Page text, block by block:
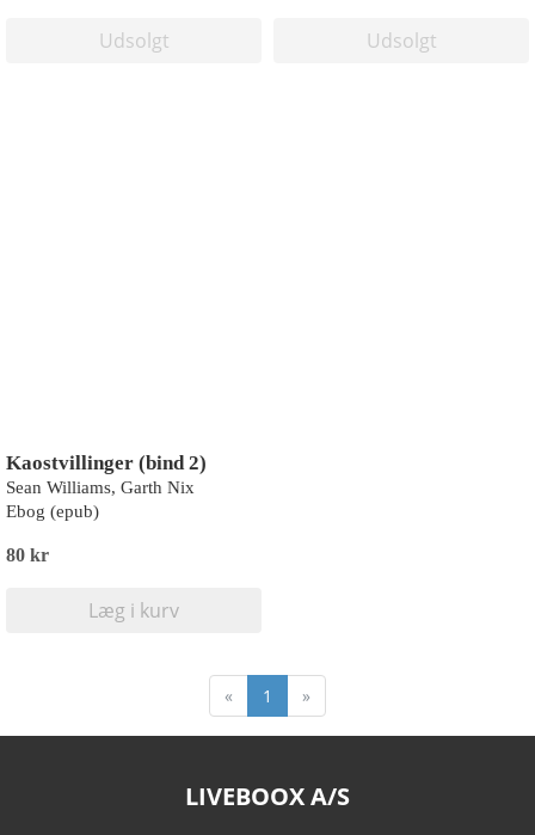
Udsolgt Udsolgt
Kaostvillinger (bind 2)
Sean Williams, Garth Nix
Ebog (epub)
80 kr
Læg i kurv
« 1 »
LIVEBOOX A/S